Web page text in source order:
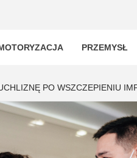
PRZEMYSŁ
PO WSZCZEPIENIU